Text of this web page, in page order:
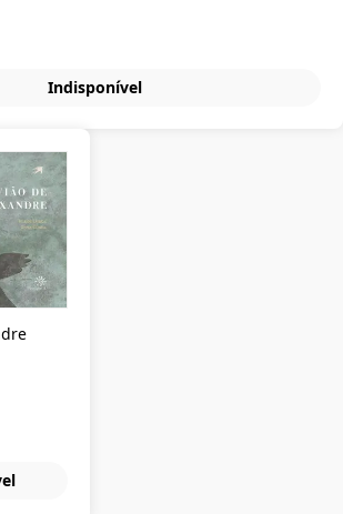
Indisponível